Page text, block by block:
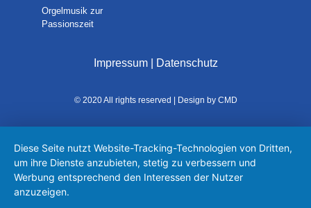
Orgelmusik zur
Passionszeit
Impressum| Datenschutz
© 2020 All rights reserved | Design by CMD
Diese Seite nutzt Website-Tracking-Technologien von Dritten,
um ihre Dienste anzubieten, stetig zu verbessern und
Werbung entsprechend den Interessen der Nutzer
anzuzeigen.